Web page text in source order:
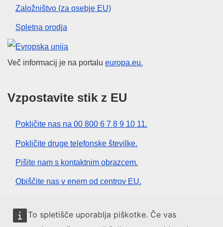
To spletišče uporablja piškotke. Če vas
Založništvo (za osebje EU)
Spletna orodja
Evropska unija
Več informacij je na portalu europa.eu.
Vzpostavite stik z EU
Pokličite nas na 00 800 6 7 8 9 10 11.
Pokličite druge telefonske številke.
Pišite nam s kontaktnim obrazcem.
Obiščite nas v enem od centrov EU.
Družbeni mediji